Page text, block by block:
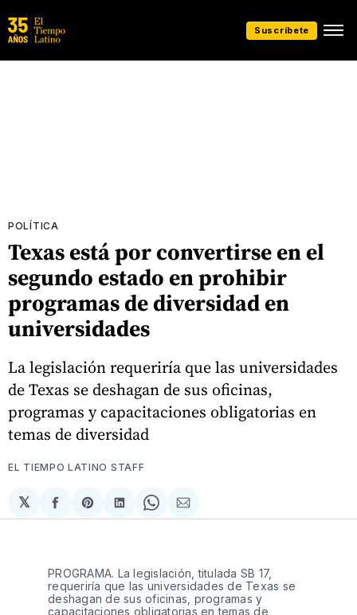
Suscríbete
POLÍTICA
Texas está por convertirse en el
segundo estado en prohibir
programas de diversidad en
universidades
La legislación requeriría que las universidades
de Texas se deshagan de sus oficinas,
programas y capacitaciones obligatorias en
temas de diversidad
EL TIEMPO LATINO STAFF
𝕏
Compartir
en
Share
on
Compartir
en
Share
on
Compartir
via
PROGRAMA. La legislación, titulada SB 17,
requeriría que las universidades de Texas se
deshagan de sus oficinas, programas y
capacitaciones obligatorias en temas de